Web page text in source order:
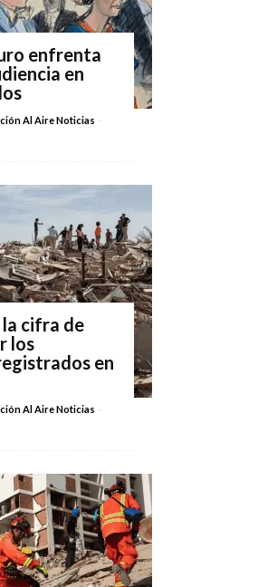
enfrenta
en
Al Aire Noticias -
la cifra de
los
en
Al Aire Noticias -